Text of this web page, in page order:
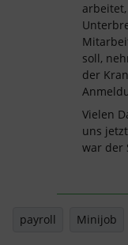
soll,
der
Vielen
uns
war der
payroll Minijob